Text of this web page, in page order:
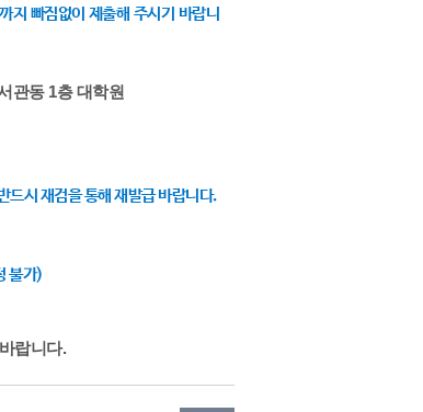
지 빠짐없이 제출해 주시기 바랍니
관동 1층 대학원
시 재검을 통해 재발급 바랍니다.
불가)
랍니다.